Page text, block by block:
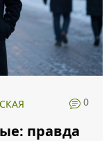
0
правда